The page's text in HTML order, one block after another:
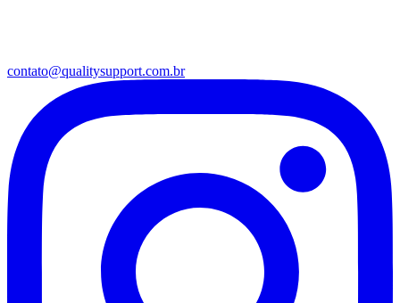
contato@qualitysupport.com.br